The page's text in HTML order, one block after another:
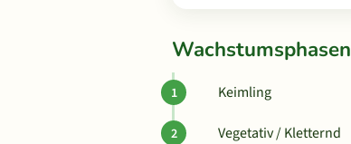
Wachstumsphasen
Keimling
Vegetativ / Kletternd